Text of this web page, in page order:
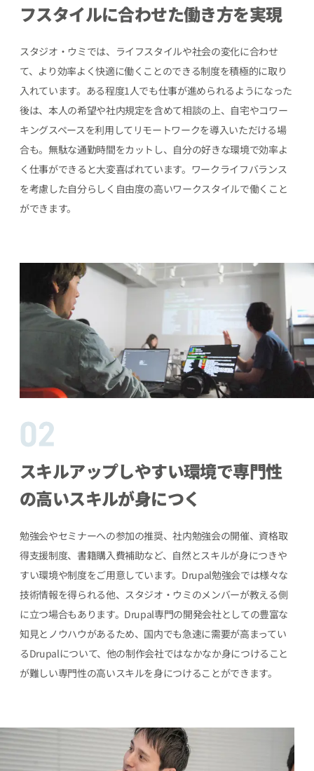
フスタイルに合わせた働き方を実現
スタジオ・ウミでは、ライフスタイルや社会の変化に合わせ
て、より効率よく快適に働くことのできる制度を積極的に取り
入れています。ある程度1人でも仕事が進められるようになった
後は、本人の希望や社内規定を含めて相談の上、自宅やコワー
キングスペースを利用してリモートワークを導入いただける場
合も。無駄な通勤時間をカットし、自分の好きな環境で効率よ
く仕事ができると大変喜ばれています。ワークライフバランス
を考慮した自分らしく自由度の高いワークスタイルで働くこと
ができます。
スキルアップしやすい環境で専門性
の高いスキルが身につく
勉強会やセミナーへの参加の推奨、社内勉強会の開催、資格取
得支援制度、書籍購入費補助など、自然とスキルが身につきや
すい環境や制度をご用意しています。Drupal勉強会では様々な
技術情報を得られる他、スタジオ・ウミのメンバーが教える側
に立つ場合もあります。Drupal専門の開発会社としての豊富な
知見とノウハウがあるため、国内でも急速に需要が高まってい
るDrupalについて、他の制作会社ではなかなか身につけること
が難しい専門性の高いスキルを身につけることができます。